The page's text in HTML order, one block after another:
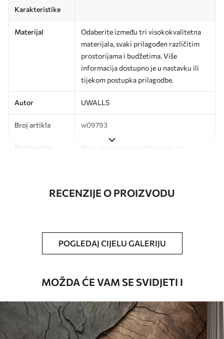
Karakteristike
Materijal
Odaberite između tri visokokvalitetna
materijala, svaki prilagođen različitim
prostorijama i budžetima. Više
informacija dostupno je u nastavku ili
tijekom postupka prilagodbe.
Autor UWALLS
Broj artikla w09793
Proizvodnja
Slika se ispisuje u veličini koju ste
Možete dodati premaz od laka i/ili ljepilo
spužvom. Lakirane tapete mogu se čistiti
vodom.
Način primjene Besprijekorna primjena
Dostupni materijali
Standard
RECENZIJE O PROIZVODU
POGLEDAJ CIJELU GALERIJU
MOŽDA ĆE VAM SE SVIDJETI I